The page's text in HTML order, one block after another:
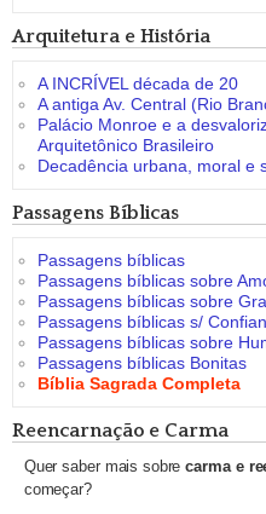
Arquitetura e História
A INCRÍVEL década de 20
A antiga Av. Central (Rio
Palácio Monroe e a
Arquitetônico Brasileiro
Decadência urbana, moral e
Passagens Bíblicas
Passagens bíblicas
Passagens bíblicas sobre
Passagens bíblicas sobre
Passagens bíblicas s/
Passagens bíblicas sobre
Passagens bíblicas Bonitas
Bíblia Sagrada Completa
Reencarnação e Carma
Quer saber mais sobrecarma e
começar?